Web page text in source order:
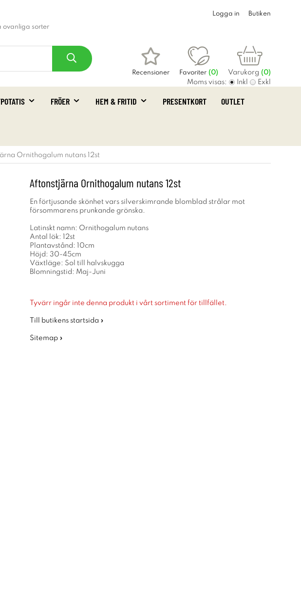
ovanliga sorter
Logga in Butiken
Recensioner Favoriter (0) Varukorg (0)
Moms visas: Inkl Exkl
FRÖER HEM & FRITID PRESENTKORT OUTLET
Ornithogalum nutans 12st
Aftonstjärna Ornithogalum nutans 12st
En förtjusande skönhet vars silverskimrande blomblad strålar mot
försommarens prunkande grönska.
Latinskt namn: Ornithogalum nutans
Antal lök: 12st
Plantavstånd: 10cm
Höjd: 30-45cm
Växtläge: Sol till halvskugga
Blomningstid: Maj-Juni
Tyvärr ingår inte denna produkt i vårt sortiment för tillfället.
Till butikens startsida »
Sitemap »